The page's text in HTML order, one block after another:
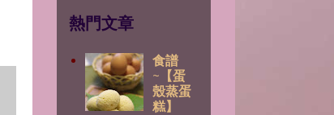
熱門文章
食譜
~【蛋
殼蒸蛋
糕】